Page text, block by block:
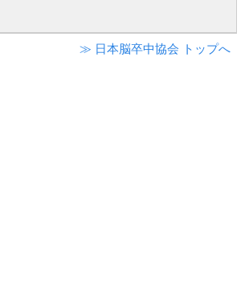
≫ 日本脳卒中協会 トップへ